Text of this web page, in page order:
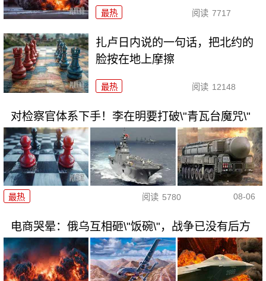
最热 阅读 7717
扎卢日内说的一句话，把北约的
脸按在地上摩擦
最热 阅读 12148
对检察官体系下手！李在明要打破\"青瓦台魔咒\"
最热 阅读 5780 08-06
电商哭晕：俄乌互相砸\"饭碗\"，战争已没有后方